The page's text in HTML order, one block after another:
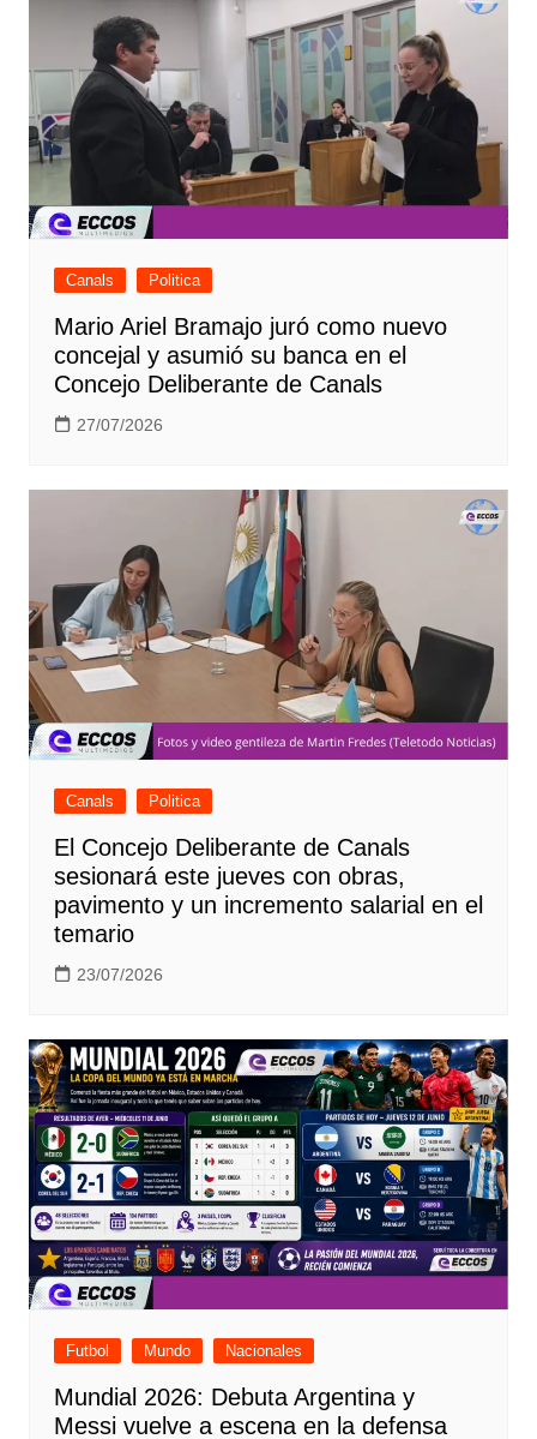
Canals Politica
Mario Ariel Bramajo juró como nuevo
concejal y asumió su banca en el
Concejo Deliberante de Canals
27/07/2026
Canals Politica
El Concejo Deliberante de Canals
sesionará este jueves con obras,
pavimento y un incremento salarial en el
temario
23/07/2026
Futbol Mundo Nacionales
Mundial 2026: Debuta Argentina y
Messi vuelve a escena en la defensa